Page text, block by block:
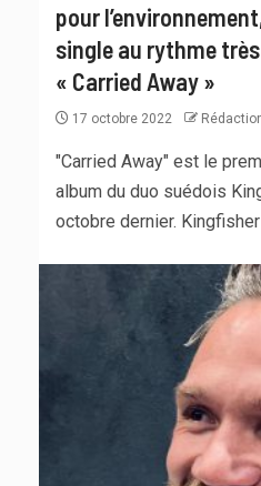
pour
single au rythme
« Carried Away »
17 octobre 2022
"Carried Away" est le
album du duo suédois
octobre dernier. Kingfisher